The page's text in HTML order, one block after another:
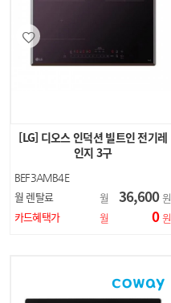
[LG] 디오스 인덕션 빌트인 전기레
인지 3구
BEF3AMB4E
월 렌탈료 월 36,600 원
카드혜택가
월 0 원